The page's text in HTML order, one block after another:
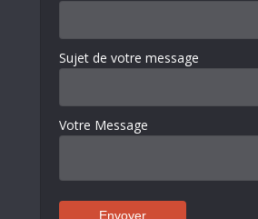
Sujet de votre message
Votre Message